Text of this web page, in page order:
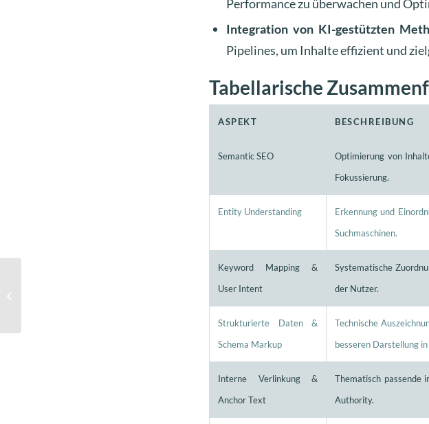
Performance zu überwachen und
Integration von KI-gestützten
Pipelines, um Inhalte effizient und
Tabellarische
ASPEKT BESCHREIBUNG
Semantic SEO
Optimierung von
Fokussierung.
Entity Understanding
Erkennung und
Suchmaschinen.
Keyword Mapping &
User Intent
Systematische
der Nutzer.
Strukturierte Daten &
Schema Markup
Technische
besseren Darstellung
Interne Verlinkung &
Anchor Text
Thematisch passende
Authority.